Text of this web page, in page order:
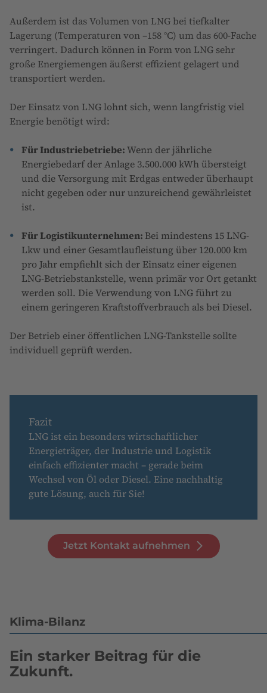
Außerdem ist das Volumen von LNG bei tiefkalter
Lagerung (Temperaturen von –158 °C) um das 600-Fache
verringert. Dadurch können in Form von LNG sehr
große Energiemengen äußerst effizient gelagert und
transportiert werden.
Der Einsatz von LNG lohnt sich, wenn langfristig viel
Energie benötigt wird:
Für Industriebetriebe:Wenn der jährliche
Energiebedarf der Anlage 3.500.000 kWh übersteigt
und die Versorgung mit Erdgas entweder überhaupt
nicht gegeben oder nur unzureichend gewährleistet
ist.
Für Logistikunternehmen: Bei mindestens 15 LNG-
Lkw und einer Gesamtlaufleistung über 120.000 km
pro Jahr empfiehlt sich der Einsatz einer eigenen
LNG-Betriebstankstelle, wenn primär vor Ort getankt
werden soll. Die Verwendung von LNG führt zu
einem geringeren Kraftstoffverbrauch als bei Diesel.
Der Betrieb einer öffentlichen LNG-Tankstelle sollte
individuell geprüft werden.
Fazit
LNG ist ein besonders wirtschaftlicher
Energieträger, der Industrie und Logistik
einfach effizienter macht – gerade beim
Wechsel von Öl oder Diesel. Eine nachhaltig
gute Lösung, auch für Sie!
Jetzt Kontakt aufnehmen
Klima-Bilanz
Ein starker Beitrag für die
Zukunft.